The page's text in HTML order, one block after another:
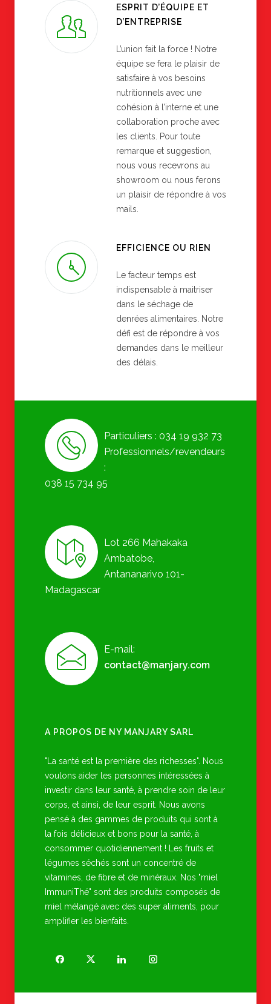
ESPRIT D’ÉQUIPE ET
D’ENTREPRISE
L’union fait la force ! Notre
équipe se fera le plaisir de
satisfaire à vos besoins
nutritionnels avec une
cohésion à l’interne et une
collaboration proche avec
les clients. Pour toute
remarque et suggestion,
nous vous recevrons au
showroom ou nous ferons
un plaisir de répondre à vos
mails.
EFFICIENCE OU RIEN
Le facteur temps est
indispensable à maitriser
dans le séchage de
denrées alimentaires. Notre
défi est de répondre à vos
demandes dans le meilleur
des délais.
Particuliers : 034 19 932 73
Professionnels/revendeurs
:
038 15 734 95
Lot 266 Mahakaka
Ambatobe,
Antananarivo 101-
Madagascar
E-mail:
contact@manjary.com
A PROPOS DE NY MANJARY SARL
"La santé est la première des richesses". Nous
voulons aider les personnes intéressées à
investir dans leur santé, à prendre soin de leur
corps, et ainsi, de leur esprit. Nous avons
pensé à des gammes de produits qui sont à
la fois délicieux et bons pour la santé, à
consommer quotidiennement ! Les fruits et
légumes séchés sont un concentré de
vitamines, de fibre et de minéraux. Nos "miel
ImmuniThé" sont des produits composés de
miel mélangé avec des super aliments, pour
amplifier les bienfaits.